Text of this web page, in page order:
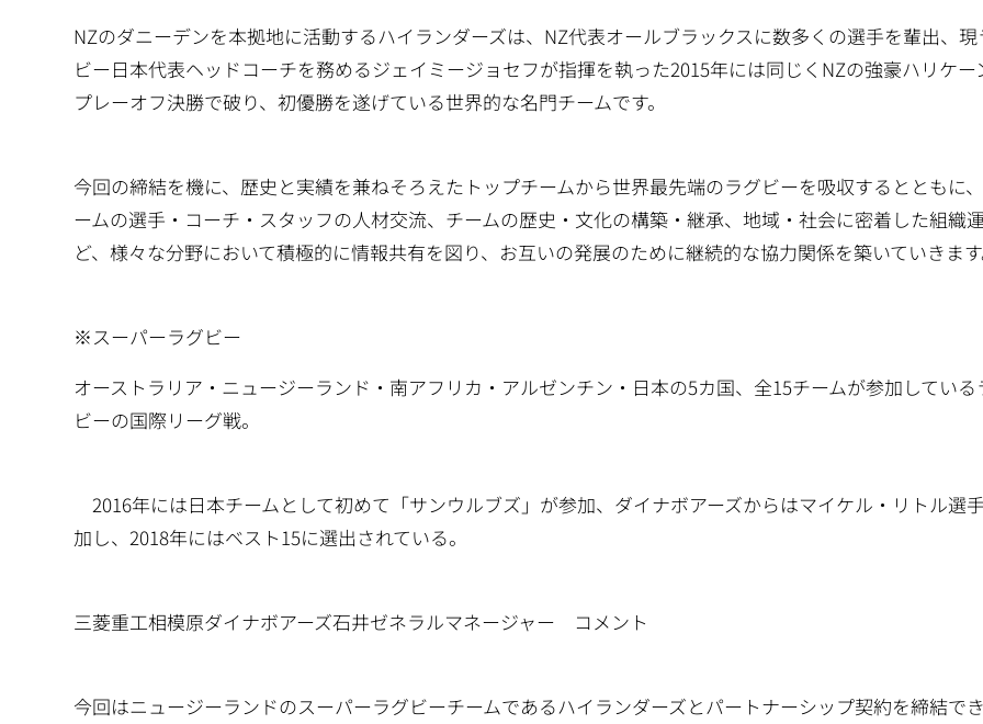
NZのダニーデンを本拠地に活動するハイランダーズは、NZ代表オールブラックスに数多くの選手を輩出、
ビー日本代表ヘッドコーチを務めるジェイミージョセフが指揮を執った2015年には同じくNZの強豪ハリケー
プレーオフ決勝で破り、初優勝を遂げている世界的な名門チームです。
今回の締結を機に、歴史と実績を兼ねそろえたトップチームから世界最先端のラグビーを吸収するとともに
ームの選手・コーチ・スタッフの人材交流、チームの歴史・文化の構築・継承、地域・社会に密着した組織
ど、様々な分野において積極的に情報共有を図り、お互いの発展のために継続的な協力関係を築いていきま
※スーパーラグビー
オーストラリア・ニュージーランド・南アフリカ・アルゼンチン・日本の5カ国、全15チームが参加している
ビーの国際リーグ戦。
2016年には日本チームとして初めて「サンウルブズ」が参加、ダイナボアーズからはマイケル・リトル選
加し、2018年にはベスト15に選出されている。
三菱重工相模原ダイナボアーズ石井ゼネラルマネージャー コメント
今回はニュージーランドのスーパーラグビーチームであるハイランダーズとパートナーシップ契約を締結で